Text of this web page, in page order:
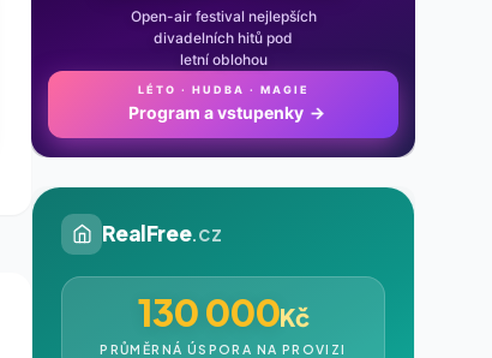
Open-air festival nejlepších
divadelních hitů pod
letní oblohou
LÉTO · HUDBA · MAGIE
Program a vstupenky →
RealFree.cz
130 000Kč
PRŮMĚRNÁ ÚSPORA NA PROVIZI